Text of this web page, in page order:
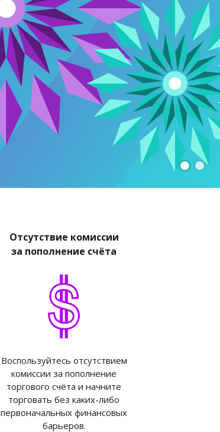
Отсутствие комиссии
за пополнение счёта
Воспользуйтесь отсутствием
комиссии за пополнение
торгового счёта и начните
торговать без каких-либо
первоначальных финансовых
барьеров.